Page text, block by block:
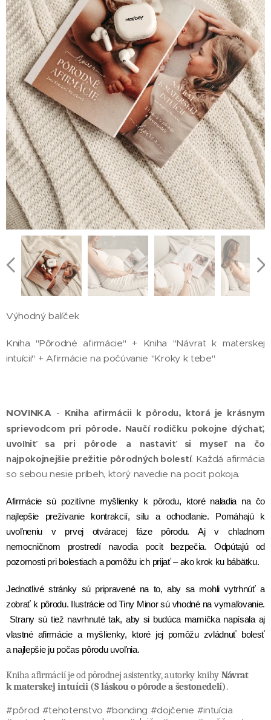
Výhodný balíček
Kniha "Pôrodné afirmácie" + Kniha "Návrat k materskej
intuícii" + Afirmácie na počúvanie "Kroky k tebe"
NOVINKA- Kniha afirmácii k pôrodu, ktorá je krásnym
sprievodcom pri pôrode. Naučí rodičku pokojne dýchať,
uvoľniť sa pri pôrode a nastaviť si myseľ na čo
najpokojnejšie prežitie pôrodných bolestí. Každá afirmácia
so sebou nesie príbeh, ktorý navedie na pocit pokoja.
Afirmácie sú pozitívne myšlienky k pôrodu, ktoré naladia na čo
najlepšie prežívanie kontrakcií, silu a odhodlanie.
Pomáhajú k
uvoľneniu v prvej otváracej fáze pôrodu. Aj v chladnom
nemocničnom prostredí navodia pocit bezpečia. Odpútajú od
pozornosti pri bolestiach a pomôžu ich prijať – ako krok ku bábätku.
Jednotlivé stránky sú pripravené na to, aby sa mohli vytrhnúť a
zobrať k pôrodu. Ilustrácie od Tiny Minor sú vhodné na vymaľovanie.
Strany sú tiež navrhnuté tak, aby si budúca mamička napísala aj
vlastné afirmácie a myšlienky, ktoré jej pomôžu zvládnuť bolesť
a najlepšie ju počas pôrodu uvoľnia.
Kniha afirmácií je od pôrodnej asistentky, autorky knihy Návrat
k materskej intuícii (S láskou o pôrode a šestonedelí).
#pôrod #tehotenstvo #bonding #dojčenie #intuícia